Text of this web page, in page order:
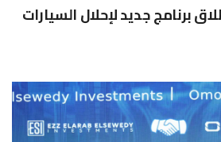
برنامج جديد لإحلال السيارات